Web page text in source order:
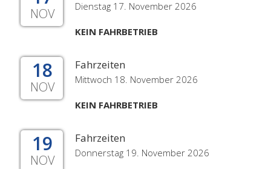
NOV Dienstag 17. November 2026
KEIN FAHRBETRIEB
18
NOV
Fahrzeiten
Mittwoch 18. November 2026
KEIN FAHRBETRIEB
19
NOV
Fahrzeiten
Donnerstag 19. November 2026